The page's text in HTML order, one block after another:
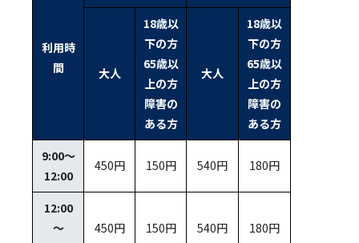
利用時
間
大人
18歳以
下の方
65歳以
上の方
障害の
ある方
大人
18歳以
下の方
65歳以
上の方
障害の
ある方
9:00～
12:00
450円 150円 540円 180円
12:00
～
450円 150円 540円 180円